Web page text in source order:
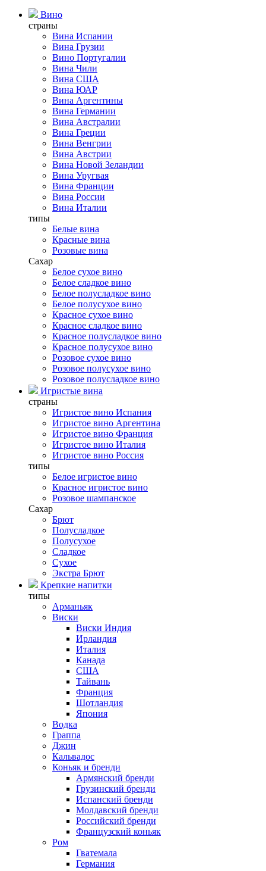
Вино
страны
Вина Испании
Вина Грузии
Вино Португалии
Вина Чили
Вина США
Вина ЮАР
Вина Аргентины
Вина Германии
Вина Австралии
Вина Греции
Вина Венгрии
Вина Австрии
Вина Новой Зеландии
Вина Уругвая
Вина Франции
Вина России
Вина Италии
типы
Белые вина
Красные вина
Розовые вина
Сахар
Белое сухое вино
Белое сладкое вино
Белое полусладкое вино
Белое полусухое вино
Красное сухое вино
Красное сладкое вино
Красное полусладкое вино
Красное полусухое вино
Розовое сухое вино
Розовое полусухое вино
Розовое полусладкое вино
Игристые вина
страны
Игристое вино Испания
Игристое вино Аргентина
Игристое вино Франция
Игристое вино Италия
Игристое вино Россия
типы
Белое игристое вино
Красное игристое вино
Розовое шампанское
Сахар
Брют
Полусладкое
Полусухое
Сладкое
Сухое
Экстра Брют
Крепкие напитки
типы
Арманьяк
Виски
Виски Индия
Ирландия
Италия
Канада
США
Тайвань
Франция
Шотландия
Япония
Водка
Граппа
Джин
Кальвадос
Коньяк и бренди
Армянский бренди
Грузинский бренди
Испанский бренди
Молдавский бренди
Российский бренди
Французский коньяк
Ром
Гватемала
Германия